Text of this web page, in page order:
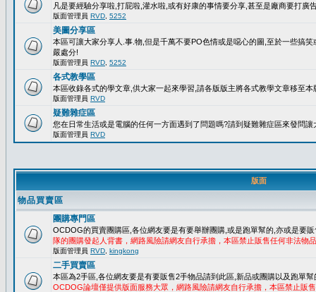
凡是要經驗分享啦,打屁啦,灌水啦,或有好康的事情要分享,甚至是廠商要打廣
版面管理員 RVD 5252
美圖分享區
本區可讓大家分享人.事.物,但是千萬不要PO色情或是噁心的圖,至於一些搞
嚴處分!
版面管理員 RVD 5252
各式教學區
本區收錄各式的學文章,供大家一起來學習,請各版版主將各式教學文章移至本
版面管理員 RVD
疑難雜症區
您在日常生活或是電腦的任何一方面遇到了問題嗎?請到疑難雜症區來發問讓
版面管理員 RVD
版面
物品買賣區
團購專門區
OCDOG的買賣團購區,各位網友要是有要舉辦團購,或是跑單幫的,亦或是要
隊的團購發起人背書，網路風險請網友自行承擔，本區禁止販售任何非法物
版面管理員 RVD kingkong
二手買賣區
本區為2手區,各位網友要是有要販售2手物品請到此區,新品或團購以及跑單
OCDOG論壇僅提供版面服務大眾，網路風險請網友自行承擔，本區禁止販